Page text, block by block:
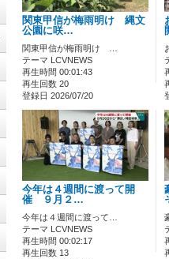
関東甲信が梅雨明け 縄文
公園に咲…
関東甲信が梅雨明け …
テーマ LCVNEWS
再生時間 00:01:43
再生回数 20
登録日 2026/07/20
今年は４週間に渡って開
催 ９月２…
今年は４週間に渡って…
テーマ LCVNEWS
再生時間 00:02:17
再生回数 13